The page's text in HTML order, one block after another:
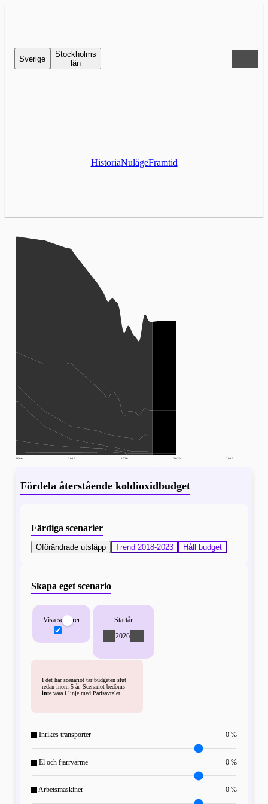
Sverige
Stockholms
län
HistoriaNulägeFramtid
2000 2010 2020 2030 2040
Fördela återstående koldioxidbudget
Färdiga scenarier
Oförändrade utsläpp Trend 2018-2023 Håll budget
Skapa eget scenario
Inrikes transporter 0 %
El och fjärrvärme 0 %
Arbetsmaskiner 0 %
Visa sektorer Startår
2026
I det här scenariot tar budgeten slut
redan inom 5 år. Scenariot bedöms
intevara i linje med Parisavtalet.